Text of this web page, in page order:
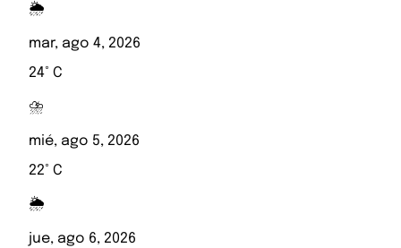
🌦️
mar, ago 4, 2026
24° C
⛈️
mié, ago 5, 2026
22° C
🌦️
jue, ago 6, 2026